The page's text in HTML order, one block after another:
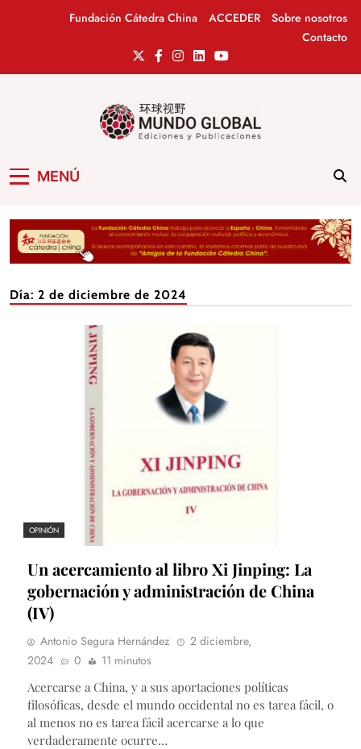
Fundación Cátedra China ACCEDER
Sobre nosotros
Contacto
MENÚ
Día: 2 de diciembre de 2024
OPINIÓN
Un acercamiento al libro Xi Jinping: La
gobernación y administración de China
(IV)
Antonio Segura Hernández
2 diciembre,
2024
0
11 minutos
Acercarse a China, y a sus aportaciones políticas
filosóficas, desde el mundo occidental no es tarea fácil, o
al menos no es tarea fácil acercarse a lo que
verdaderamente ocurre…